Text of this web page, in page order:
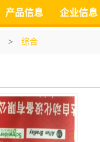
产品信息 企业信息
> 综合